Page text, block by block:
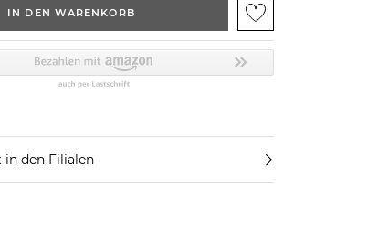
IN DEN WARENKORB
den Filialen